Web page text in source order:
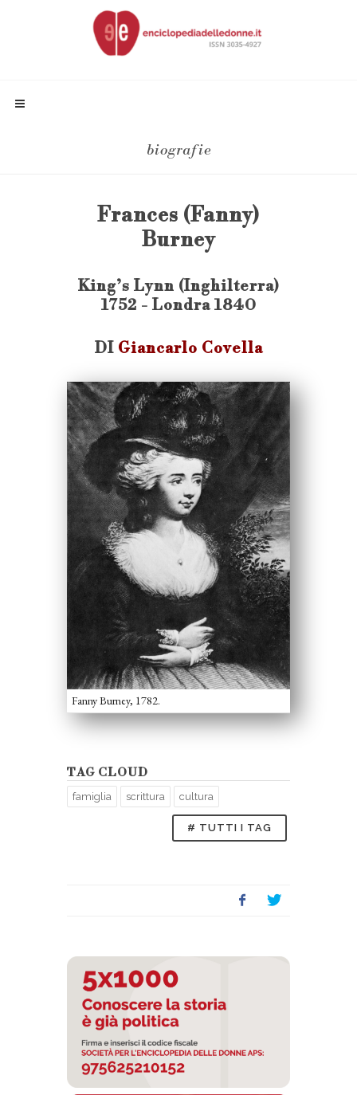
biografie
Frances (Fanny)
Burney
King’s Lynn (Inghilterra)
1752 - Londra 1840
DI Giancarlo Covella
Fanny Burney, 1782.
TAG CLOUD
famiglia scrittura cultura
# TUTTI I TAG